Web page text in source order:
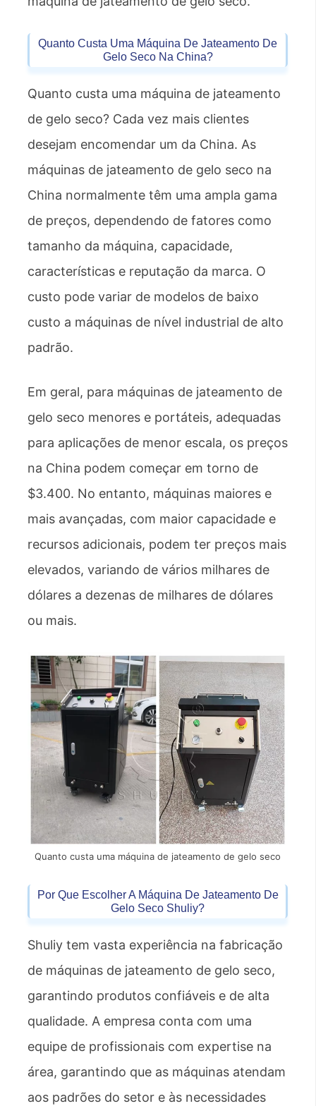
Quanto Custa Uma Máquina De Jateamento De
Gelo Seco Na China?
Quanto custa uma máquina de jateamento
de gelo seco? Cada vez mais clientes
desejam encomendar um da China. As
máquinas de jateamento de gelo seco na
China normalmente têm uma ampla gama
de preços, dependendo de fatores como
tamanho da máquina, capacidade,
características e reputação da marca. O
custo pode variar de modelos de baixo
custo a máquinas de nível industrial de alto
padrão.
Em geral, para máquinas de jateamento de
gelo seco menores e portáteis, adequadas
para aplicações de menor escala, os preços
na China podem começar em torno de
$3.400. No entanto, máquinas maiores e
mais avançadas, com maior capacidade e
recursos adicionais, podem ter preços mais
elevados, variando de vários milhares de
dólares a dezenas de milhares de dólares
ou mais.
Quanto custa uma máquina de jateamento de gelo seco
Por Que Escolher A Máquina De Jateamento De
Gelo Seco Shuliy?
Shuliy tem vasta experiência na fabricação
de máquinas de jateamento de gelo seco,
garantindo produtos confiáveis ​​e de alta
qualidade. A empresa conta com uma
equipe de profissionais com expertise na
área, garantindo que as máquinas atendam
aos padrões do setor e às necessidades